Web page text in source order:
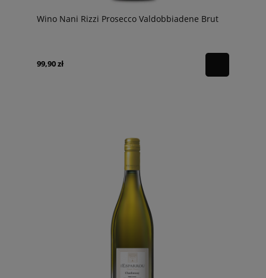
Wino Nani Rizzi Prosecco Valdobbiadene Brut
99,90 zł